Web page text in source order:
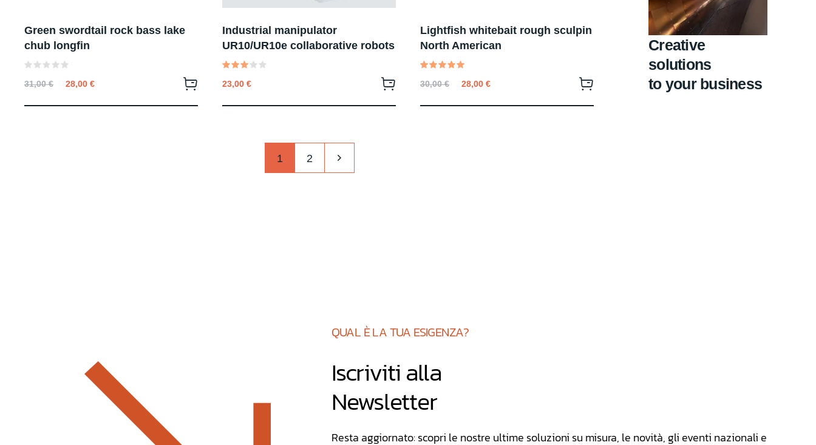
Green swordtail rock bass lake
chub longfin
0
5
31,00€ 28,00 €
Industrial manipulator
UR10/UR10e collaborative robots
3.00
23,00 €
Lightfish whitebait rough sculpin
North American
5.00
30,00€ 28,00 €
1 2
Creative
solutions
to your business
QUAL È LA TUA ESIGENZA?
Iscriviti alla
Newsletter
Resta aggiornato: scopri le nostre ultime soluzioni su misura, le novità, gli eventi nazionali e